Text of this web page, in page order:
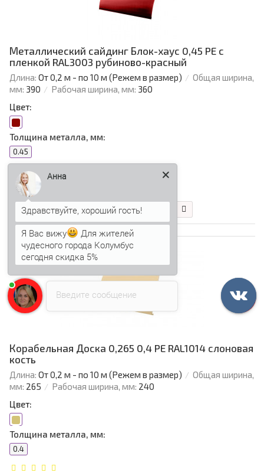
Металлический сайдинг Блок-хаус 0,45 PE с
пленкой RAL3003 рубиново-красный
Длина: От 0,2 м - по 10 м (Режем в размер)
Общая ширина,
мм: 390 Рабочая ширина, мм: 360
Цвет:
Толщина металла, мм:
0.45
270.22 р.
В корзину Быстрый заказ
Корабельная Доска 0,265 0,4 PE RAL1014 слоновая
кость
Длина: От 0,2 м - по 10 м (Режем в размер)
Общая ширина,
мм: 265 Рабочая ширина, мм: 240
Цвет:
Толщина металла, мм:
0.4
Введите сообщение
Анна
Я Вас вижу
Для жителей
чудесного города Колумбус
сегодня скидка 5%